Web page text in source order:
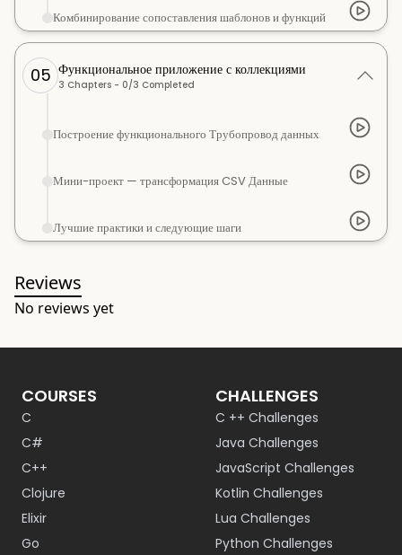
Комбинирование сопоставления шаблонов и функций
05 Функциональное приложение с коллекциями
3 Chapters - 0/3 Completed
Построение функционального Трубопровод данных
Мини-проект — трансформация CSV Данные
Лучшие практики и следующие шаги
Reviews
No reviews yet
COURSES
C
C#
C++
Clojure
Elixir
Go
CHALLENGES
C ++ Challenges
Java Challenges
JavaScript Challenges
Kotlin Challenges
Lua Challenges
Python Challenges